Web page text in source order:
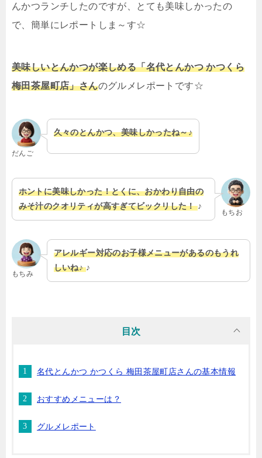
んかつランチしたのですが、とても美味しかったの
で、簡単にレポートしま～す☆
美味しいとんかつが楽しめる「名代とんかつ かつくら
梅田茶屋町店」さんのグルメレポートです☆
だんご
久々のとんかつ、美味しかったね～♪
もちお
ホントに美味しかった！とくに、おかわり自由の
みそ汁のクオリティが高すぎてビックリした！♪
もちみ
アレルギー対応のお子様メニューがあるのもうれ
しいね♪♪
目次
名代とんかつ かつくら 梅田茶屋町店さんの基本情報
おすすめメニューは？
グルメレポート